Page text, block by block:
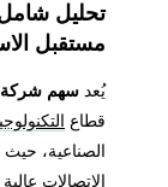
مستقبل
يُعد سهم شركة ViaSat Inc
قطاع التكنولوجيا
الصناعية،
الاتصالات